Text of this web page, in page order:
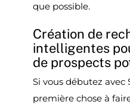
que possible.
Création de
intelligentes
de prospects
Si vous débutez avec
première chose à